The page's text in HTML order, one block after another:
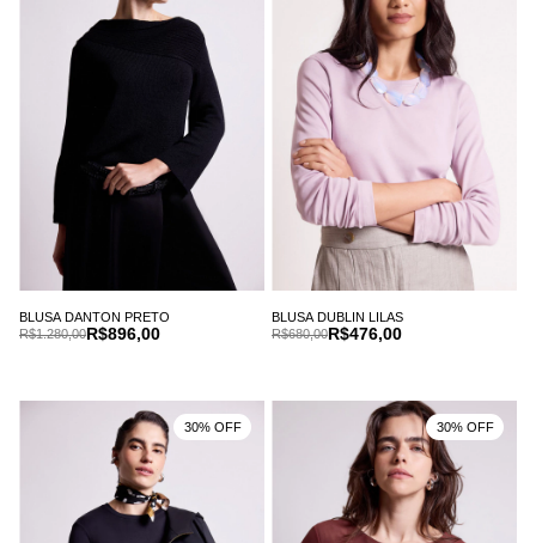
BLUSA DANTON PRETO
R$896,00
R$1.280,00
BLUSA DUBLIN LILAS
R$476,00
R$680,00
30% OFF 30% OFF